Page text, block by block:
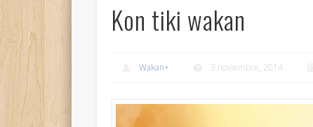
Kon tiki wakan
Wakan+ 3 noviembre, 2014